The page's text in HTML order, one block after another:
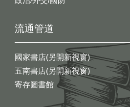
流通管道
國家書店(另開新視窗)
五南書店(另開新視窗)
寄存圖書館